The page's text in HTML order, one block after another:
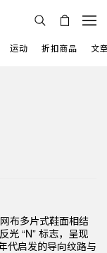
运动 折扣商品 文
布多片式鞋面相结
光 “N” 标志，呈现
代启发的导向纹路与